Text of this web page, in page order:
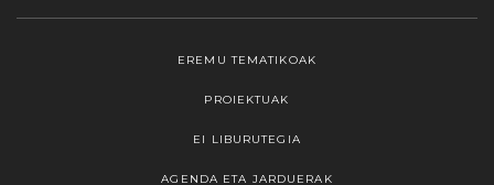
EREMU TEMATIKOAK
PROIEKTUAK
EI LIBURUTEGIA
AGENDA ETA JARDUERAK